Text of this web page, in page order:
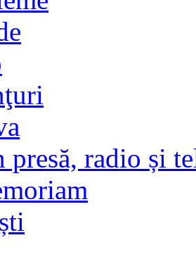
presă, radio și